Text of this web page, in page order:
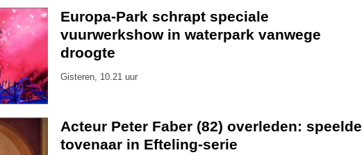
Europa-Park schrapt speciale
vuurwerkshow in waterpark vanwege
droogte
Gisteren, 10.21 uur
Acteur Peter Faber (82) overleden: speelde
tovenaar in Efteling-serie